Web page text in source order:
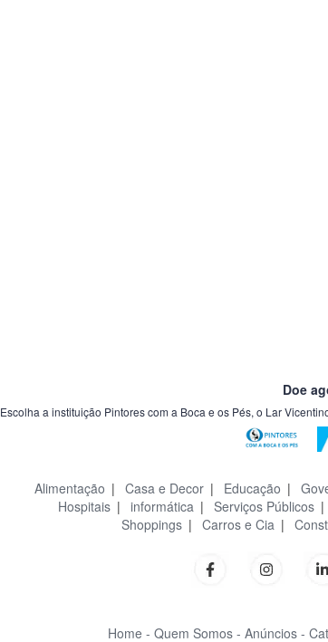
Doe
Escolha a instituição Pintores com a Boca e os Pés, o Lar
Alimentação | Casa e Decor | Educação |
Hospitais| informática| Serviços Públicos|
Shoppings| Carros e Cia|
Home - Quem Somos - Anúncios -